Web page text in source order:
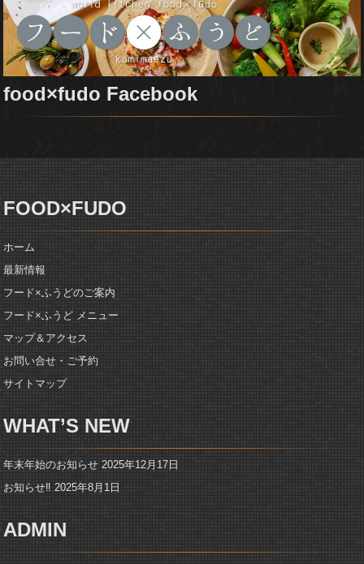
food×fudo Facebook
FOOD×FUDO
ホーム
最新情報
フード×ふうどのご案内
フード×ふうど メニュー
マップ＆アクセス
お問い合せ・ご予約
サイトマップ
WHAT’S NEW
年末年始のお知らせ 2025年12月17日
お知らせ‼️ 2025年8月1日
ADMIN